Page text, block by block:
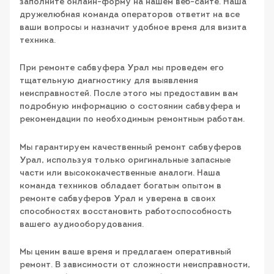
заполните онлайн-форму на нашем веб-сайте. Наша
дружелюбная команда операторов ответит на все
ваши вопросы и назначит удобное время для визита
техника.
При ремонте сабвуфера Урал мы проведем его
тщательную диагностику для выявления
неисправностей. После этого мы предоставим вам
подробную информацию о состоянии сабвуфера и
рекомендации по необходимым ремонтным работам.
Мы гарантируем качественный ремонт сабвуферов
Урал, используя только оригинальные запасные
части или высококачественные аналоги. Наша
команда техников обладает богатым опытом в
ремонте сабвуферов Урал и уверена в своих
способностях восстановить работоспособность
вашего аудиооборудования.
Мы ценим ваше время и предлагаем оперативный
ремонт. В зависимости от сложности неисправности,